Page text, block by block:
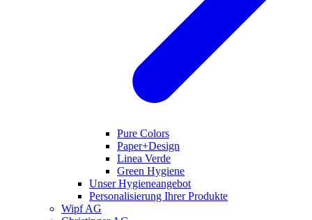
Pure Colors
Paper+Design
Linea Verde
Green Hygiene
Unser Hygieneangebot
Personalisierung Ihrer Produkte
Wipf AG